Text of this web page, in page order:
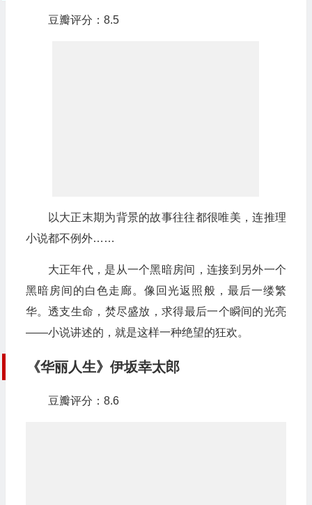
豆瓣评分：8.5
以大正末期为背景的故事往往都很唯美，连推理
小说都不例外……
大正年代，是从一个黑暗房间，连接到另外一个
黑暗房间的白色走廊。像回光返照般，最后一缕繁
华。透支生命，焚尽盛放，求得最后一个瞬间的光亮
——小说讲述的，就是这样一种绝望的狂欢。
《华丽人生》伊坂幸太郎
豆瓣评分：8.6